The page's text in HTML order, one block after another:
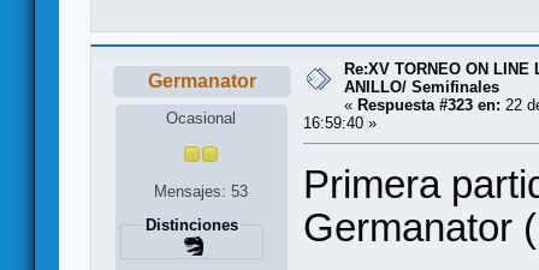
Germanator
Ocasional
Mensajes: 53
Distinciones
Re:XV TORNEO ON LINE
ANILLO/ Semifinales
« Respuesta #323 en: 22
16:59:40 »
Primera
Germanator